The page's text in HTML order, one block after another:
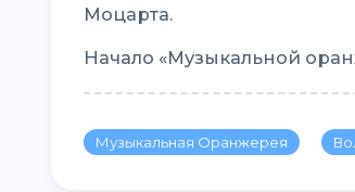
Моцарта.
Начало «Музыкальной
Музыкальная Оранжерея